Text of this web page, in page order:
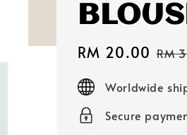
Sale
price
RM 20.00 RM
Worldwide
Secure